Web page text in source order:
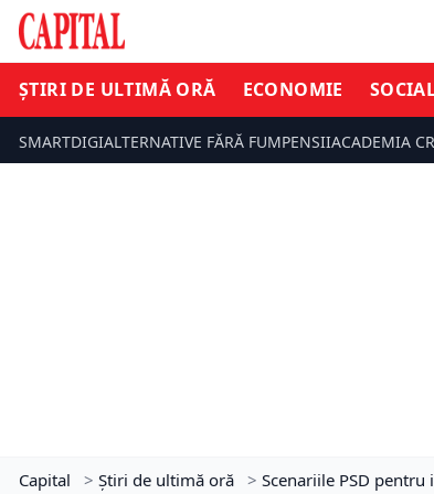
ȘTIRI DE ULTIMĂ ORĂ ECONOMIE
SMARTDIGIALTERNATIVE FĂRĂ FUMPENSIIACADEMIA
Capital > Știri de ultimă oră > Scenariile PSD